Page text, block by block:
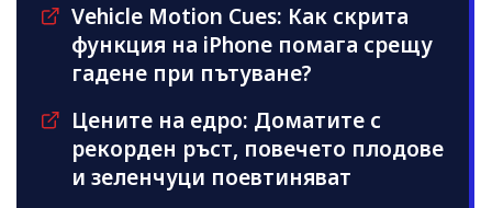
Vehicle Motion Cues: Как скрита
функция на iPhone помага срещу
гадене при пътуване?
Цените на едро: Доматите с
рекорден ръст, повечето плодове
и зеленчуци поевтиняват